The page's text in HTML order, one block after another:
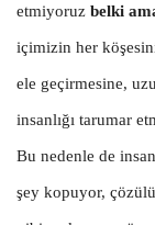
etmiyoruz belki
içimizin her
ele geçirmesine,
insanlığı tarumar
Bu nedenle de
şey kopuyor,